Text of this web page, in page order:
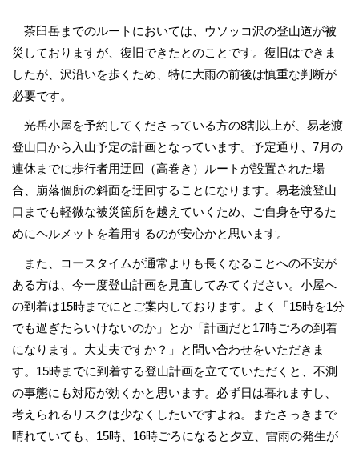
茶臼岳までのルートにおいては、ウソッコ沢の登山道が被
災しておりますが、復旧できたとのことです。復旧はできま
したが、沢沿いを歩くため、特に大雨の前後は慎重な判断が
必要です。
光岳小屋を予約してくださっている方の8割以上が、易老渡
登山口から入山予定の計画となっています。予定通り、7月の
連休までに歩行者用迂回（高巻き）ルートが設置された場
合、崩落個所の斜面を迂回することになります。易老渡登山
口までも軽微な被災箇所を越えていくため、ご自身を守るた
めにヘルメットを着用するのが安心かと思います。
また、コースタイムが通常よりも長くなることへの不安が
ある方は、今一度登山計画を見直してみてください。小屋へ
の到着は15時までにとご案内しております。よく「15時を1分
でも過ぎたらいけないのか」とか「計画だと17時ごろの到着
になります。大丈夫ですか？」と問い合わせをいただきま
す。15時までに到着する登山計画を立てていただくと、不測
の事態にも対応が効くかと思います。必ず日は暮れますし、
考えられるリスクは少なくしたいですよね。またさっきまで
晴れていても、15時、16時ごろになると夕立、雷雨の発生が